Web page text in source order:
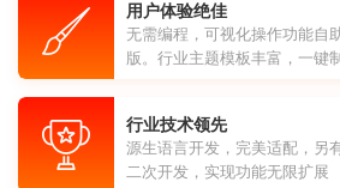
用户体验绝佳
无需编程，可视化操作功能自
版。行业主题模板丰富，一键
行业技术领先
源生语言开发，完美适配，另
二次开发，实现功能无限扩展